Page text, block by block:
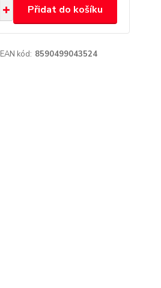
Přidat do košíku
EAN kód: 8590499043524